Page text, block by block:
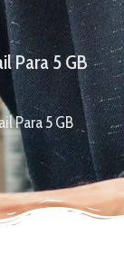
Para 5 GB
Para 5 GB